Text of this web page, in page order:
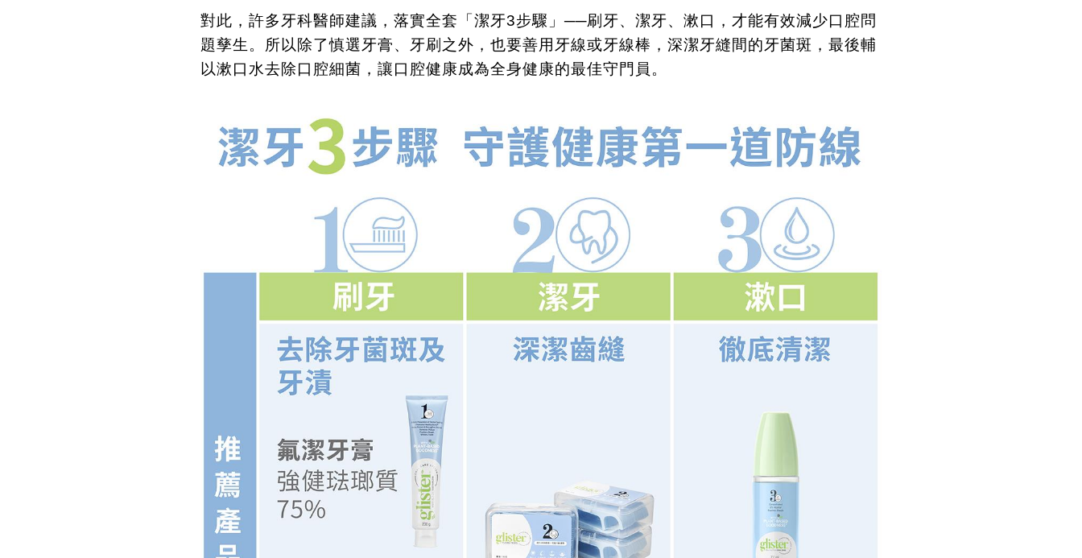
對此，許多牙科醫師建議，落實全套「潔牙3步驟」──刷牙、潔牙、漱口，才能有效減少口腔問
題孳生。所以除了慎選牙膏、牙刷之外，也要善用牙線或牙線棒，深潔牙縫間的牙菌斑，最後輔
以漱口水去除口腔細菌，讓口腔健康成為全身健康的最佳守門員。